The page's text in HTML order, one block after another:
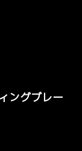
ングブレー